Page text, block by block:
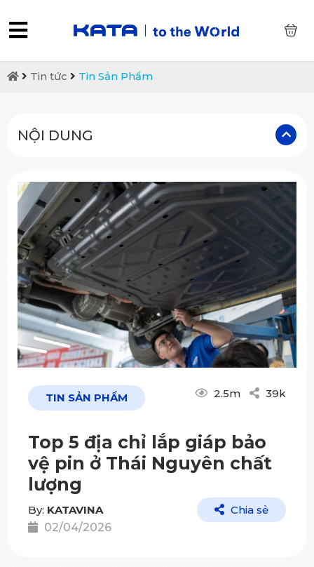
Tin tức Tin Sản Phẩm
NỘI DUNG
TIN SẢN PHẨM 2.5m 39k
Top 5 địa chỉ lắp giáp bảo
vệ pin ở Thái Nguyên chất
lượng
By: KATAVINA
02/04/2026
Chia sẻ